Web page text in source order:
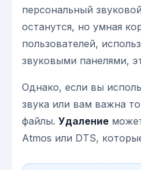
персональный
останутся, но умная
пользователей,
звуковыми панелями,
Однако, если вы
звука или вам важна
файлы. Удаление
Atmos или DTS,